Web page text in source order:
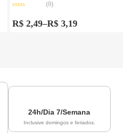
0
de
(0)
R$2,49–R$3,19
24h/Dia 7/Semana
Inclusive domingos e feriados.